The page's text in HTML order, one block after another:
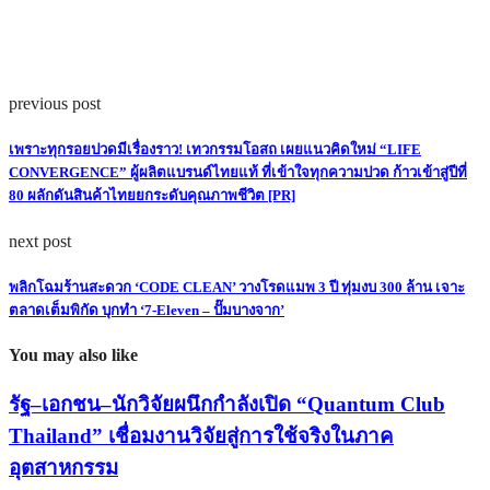
previous post
เพราะทุกรอยปวดมีเรื่องราว! เทวกรรมโอสถ เผยแนวคิดใหม่ “LIFE
CONVERGENCE” ผู้ผลิตแบรนด์ไทยแท้ ที่เข้าใจทุกความปวด ก้าวเข้าสู่ปีที่
80 ผลักดันสินค้าไทยยกระดับคุณภาพชีวิต [PR]
next post
พลิกโฉมร้านสะดวก ‘CODE CLEAN’ วางโรดแมพ 3 ปี ทุ่มงบ 300 ล้าน เจาะ
ตลาดเต็มพิกัด บุกทำ ‘7-Eleven – ปั๊มบางจาก’
You may also like
รัฐ–เอกชน–นักวิจัยผนึกกำลังเปิด “Quantum Club
Thailand” เชื่อมงานวิจัยสู่การใช้จริงในภาค
อุตสาหกรรม